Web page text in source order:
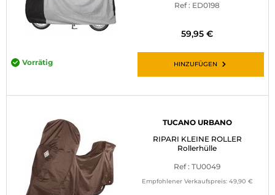
Ref : ED0198
59,95 €
Vorrätig HINZUFÜGEN
TUCANO URBANO
RIPARI KLEINE ROLLER
Rollerhülle
Ref : TU0049
Empfohlener Verkaufspreis: 49,90 €